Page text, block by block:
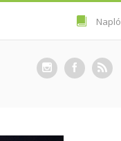
Napló